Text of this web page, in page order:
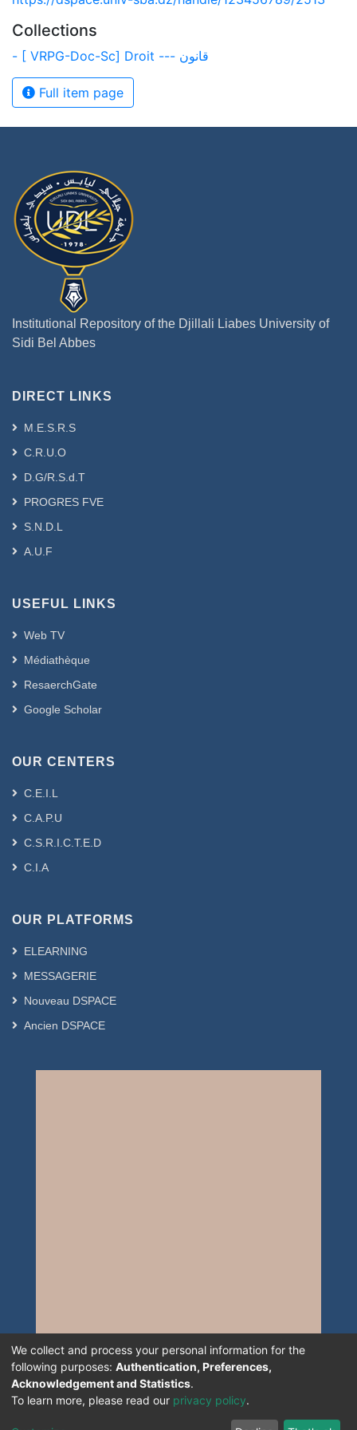
Collections
- [ VRPG-Doc-Sc] Droit --- قانون
Full item page
Institutional Repository of the Djillali Liabes University of
Sidi Bel Abbes
DIRECT LINKS
M.E.S.R.S
C.R.U.O
D.G/R.S.d.T
PROGRES FVE
S.N.D.L
A.U.F
USEFUL LINKS
Web TV
Médiathèque
ResaerchGate
Google Scholar
OUR CENTERS
C.E.I.L
C.A.P.U
C.S.R.I.C.T.E.D
C.I.A
OUR PLATFORMS
ELEARNING
MESSAGERIE
Nouveau DSPACE
Ancien DSPACE
We collect and process your personal information for the
following purposes: Authentication, Preferences,
Acknowledgement and Statistics.
To learn more, please read our privacy policy.